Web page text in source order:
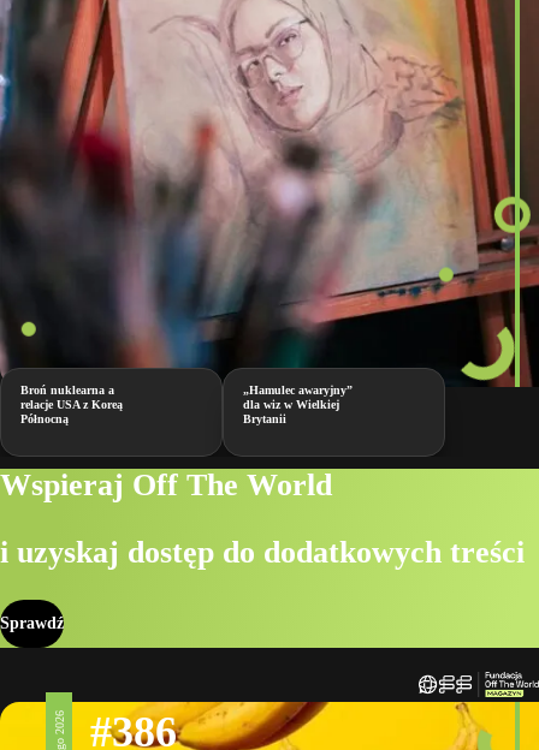
Broń nuklearna a
relacje USA z Koreą
Północną
„Hamulec awaryjny”
dla wiz w Wielkiej
Brytanii
Wspieraj Off The World
i uzyskaj dostęp do dodatkowych treści
Sprawdź
#386